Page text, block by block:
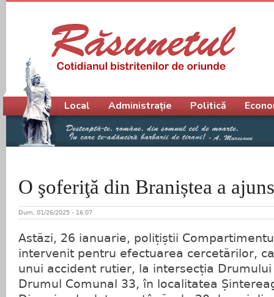
O şoferiţă din Braniștea a
Dum, 01/26/2025 - 16:07
Astăzi, 26 ianuarie, polițiștii
intervenit pentru efectuarea cercetărilor,
unui accident rutier, la intersecția
Drumul Comunal 33, în localitatea
Meniu principal
Local Administrație Politică